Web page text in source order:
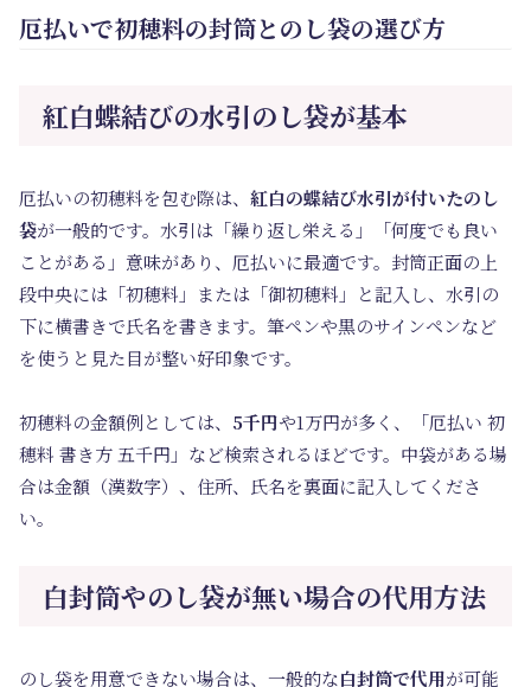
厄払いで初穂料の封筒とのし袋の選び方
紅白蝶結びの水引のし袋が基本
厄払いの初穂料を包む際は、 紅白の蝶結び水引が付いたのし
袋が一般的です。水引は「繰り返し栄える」「何度でも良い
ことがある」意味があり、厄払いに最適です。封筒正面の上
段中央には「初穂料」または「御初穂料」と記入し、水引の
下に横書きで氏名を書きます。筆ペンや黒のサインペンなど
を使うと見た目が整い好印象です。
初穂料の金額例としては、 5千円や1万円が多く、「厄払い 初
穂料 書き方 五千円」など検索されるほどです。中袋がある場
合は金額（漢数字）、住所、氏名を裏面に記入してくださ
い。
白封筒やのし袋が無い場合の代用方法
のし袋を用意できない場合は、一般的な白封筒で代用が可能